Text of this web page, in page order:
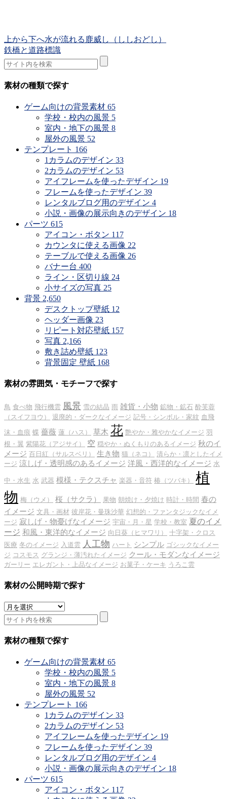
上から下へ水が流れる鹿威し（ししおどし）
鉄橋と道路標識
素材の種類で探す
ゲーム向けの背景素材 65
学校・校内の風景 5
室内・地下の風景 8
屋外の風景 52
テンプレート 166
1カラムのデザイン 33
2カラムのデザイン 53
アイフレームを使ったデザイン 19
フレームを使ったデザイン 39
レンタルブログ用のデザイン 4
小説・画像の展示向きのデザイン 18
パーツ 615
アイコン・ボタン 117
カウンタに使える画像 22
テーブルで使える画像 26
バナー台 400
ライン・区切り線 24
小サイズの写真 25
背景 2,650
デスクトップ壁紙 12
ヘッダー画像 23
リピート対応壁紙 157
写真 2,166
敷き詰め壁紙 123
背景固定 壁紙 168
素材の雰囲気・モチーフで探す
鳥 食べ物 飛行機雲 風景 雪の結晶 雨 雑貨・小物 鉱物・鉱石 酔芙蓉
（スイフヨウ）
退廃的・ダークなイメージ 記号・シンボル・家紋 血飛
沫・血痕 蝶 薔薇 蓮（ハス） 草木 花 艶やか・雅やかなイメージ 羽
根・翼 紫陽花（アジサイ） 空 穏やか・ぬくもりのあるイメージ 秋のイ
メージ 百日紅（サルスベリ） 生き物 猫（ネコ）
清らか・凛としたイメ
ージ 涼しげ・透明感のあるイメージ 洋風・西洋的なイメージ 水
中・水生 水 武器 模様・テクスチャ 楽器・音符 椿（ツバキ）
植
物 梅（ウメ） 桜（サクラ） 果物 朝焼け・夕焼け 時計・時間 春の
イメージ 文具・画材 彼岸花・曼珠沙華 幻想的・ファンタジックなイメ
ージ 寂しげ・物憂げなイメージ 宇宙・月・星 学校・教室 夏のイメ
ージ 和風・東洋的なイメージ 向日葵（ヒマワリ）
十字架・クロス
医療 冬のイメージ 入道雲 人工物 ハート シンプル ゴシックなイメー
ジ コスモス グランジ・薄汚れたイメージ クール・モダンなイメージ
ガーリー エレガント・上品なイメージ お菓子・ケーキ うろこ雲
素材の公開時期で探す
素
材
の
公
素材の種類で探す
ゲーム向けの背景素材 65
学校・校内の風景 5
室内・地下の風景 8
屋外の風景 52
テンプレート 166
1カラムのデザイン 33
2カラムのデザイン 53
アイフレームを使ったデザイン 19
フレームを使ったデザイン 39
レンタルブログ用のデザイン 4
小説・画像の展示向きのデザイン 18
パーツ 615
アイコン・ボタン 117